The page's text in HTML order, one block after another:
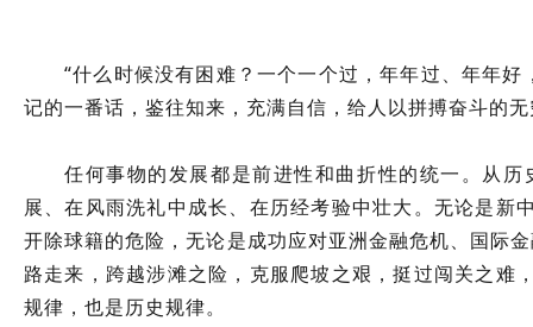
“什么时候没有困难？一个一个过，年年过、年年
记的一番话，鉴往知来，充满自信，给人以拼搏奋斗的
任何事物的发展都是前进性和曲折性的统一。从
展、在风雨洗礼中成长、在历经考验中壮大。无论是
开除球籍的危险，无论是成功应对亚洲金融危机、国际
路走来，跨越涉滩之险，克服爬坡之艰，挺过闯关之
规律，也是历史规律。